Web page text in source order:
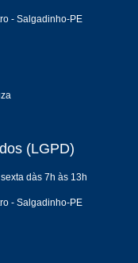
- Salgadinho-PE
(LGPD)
dàs 7h às 13h
- Salgadinho-PE